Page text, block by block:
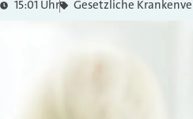
15:01 Uhr Gesetzliche